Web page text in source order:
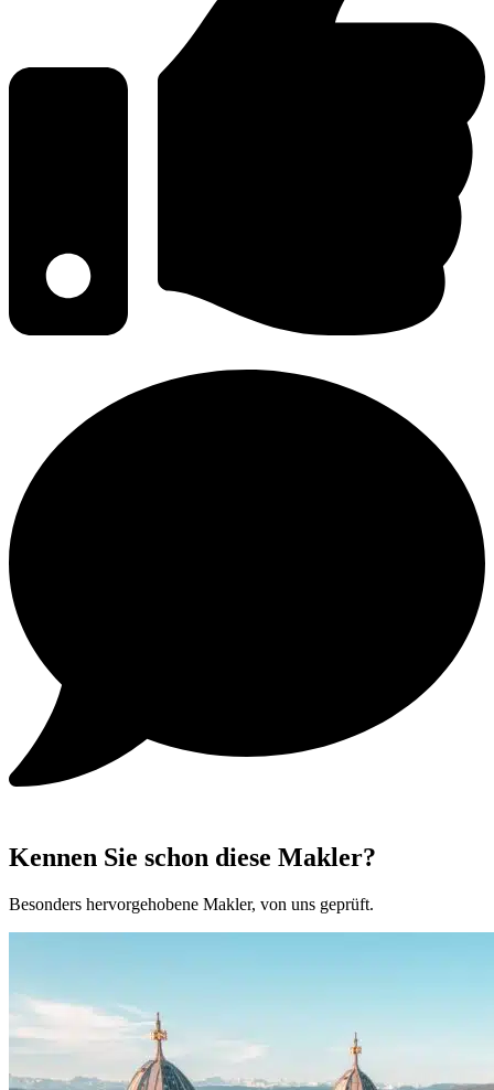
Kennen Sie schon diese Makler?
Besonders hervorgehobene Makler, von uns geprüft.